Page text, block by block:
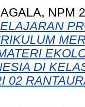
NPM
DI
02